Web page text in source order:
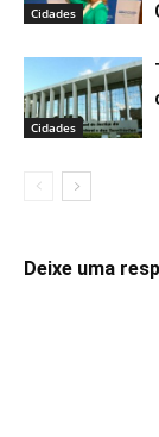
Cidades
Cidades
Deixe uma